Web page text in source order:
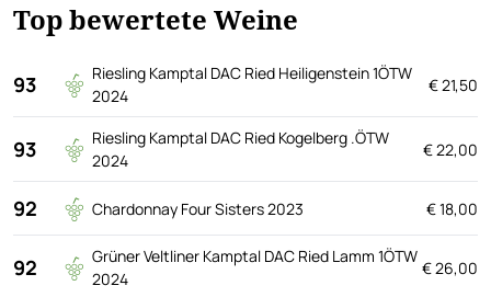
Top bewertete Weine
93
Riesling Kamptal DAC Ried Heiligenstein 1ÖTW
2024
€ 21,50
93
Riesling Kamptal DAC Ried Kogelberg .ÖTW
2024
€ 22,00
92 Chardonnay Four Sisters 2023 € 18,00
92
Grüner Veltliner Kamptal DAC Ried Lamm 1ÖTW
2024
€ 26,00